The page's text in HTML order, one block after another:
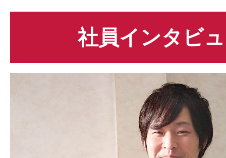
考えることが好きな人
より取りやすくなった
休日も増やしました
この業界で西日本No.1を目指す
技術力の
福利厚生の見直し
社員インタビ